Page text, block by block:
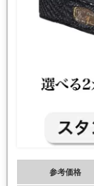
参考価格